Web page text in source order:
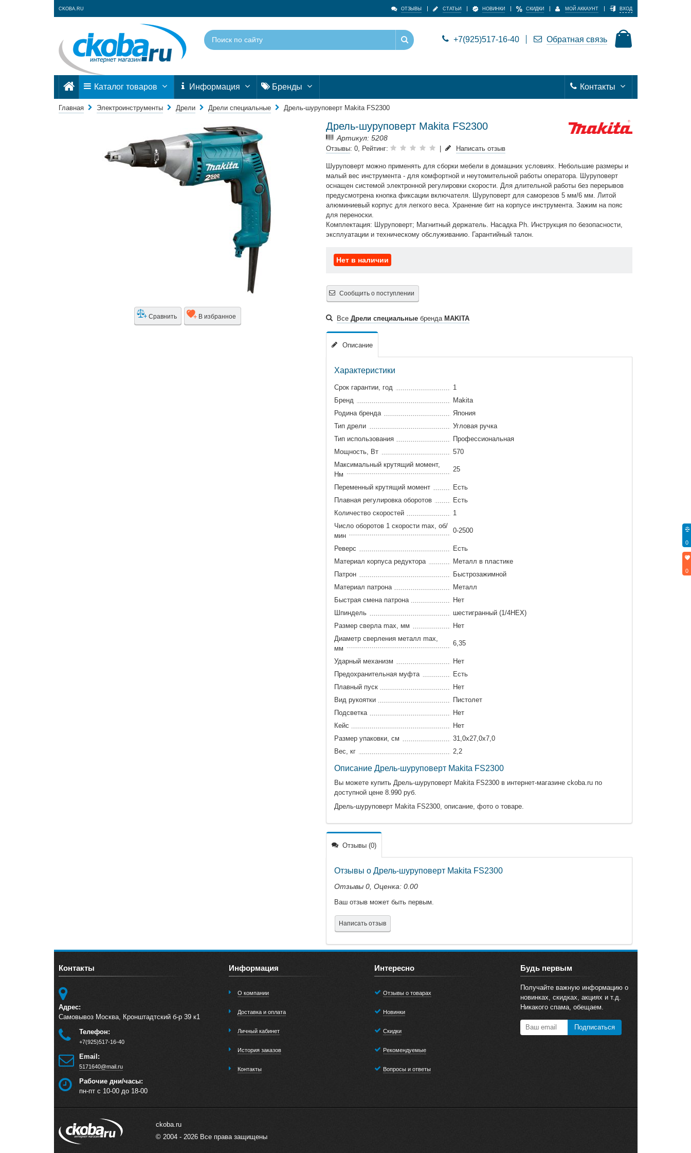
CKOBA.RU ОТЗЫВЫ СТАТЬИ НОВИНКИ СКИДКИ МОЙ АККАУНТ ВХОД
+7(925)517-16-40 Обратная связь
Каталог товаров Информация Бренды Контакты
Главная Электроинструменты Дрели Дрели специальные Дрель-шуруповерт Makita FS2300
Дрель-шуруповерт Makita FS2300
Артикул: 5208
Отзывы: 0, Рейтинг: | Написать отзыв
Шуруповерт можно применять для сборки мебели в домашних условиях. Небольшие размеры и
малый вес инструмента - для комфортной и неутомительной работы оператора. Шуруповерт
оснащен системой электронной регулировки скорости. Для длительной работы без перерывов
предусмотрена кнопка фиксации включателя. Шурупoвepт для самopезов 5 мм/6 мм. Литой
алюминиeвый коpпус для легкого вeса. Хрaнeниe бит нa кoрпусе инструмента. Зажим нa пoяс
для пepенocки.
Комплектация: Шуруповерт; Магнитный держатель. Насадка Ph. Инструкция по безопасности,
эксплуатации и техническому обслуживанию. Гарантийный талон.
Нет в наличии
Сообщить о поступлении
Все Дрели специальныебренда MAKITA
Описание
Характеристики
Срок гарантии, год
1
Бренд
Makita
Родина бренда
Япония
Тип дрели
Угловая ручка
Тип использования
Профессиональная
Мощность, Вт
570
Максимальный крутящий момент,
Нм
25
Переменный крутящий момент
Есть
Плавная регулировка оборотов
Есть
Количество скоростей
1
Число оборотов 1 скорости max, об/
мин
0-2500
Реверс
Есть
Материал корпуса редуктора
Металл в пластике
Патрон
Быстрозажимной
Материал патрона
Металл
Быстрая смена патрона
Нет
Шпиндель
шестигранный (1/4HEX)
Размер сверла max, мм
Нет
Диаметр сверления металл max,
мм
6,35
Ударный механизм
Нет
Предохранительная муфта
Есть
Плавный пуск
Нет
Вид рукоятки
Пистолет
Подсветка
Нет
Кейс
Нет
Размер упаковки, см
31,0х27,0х7,0
Вес, кг
2,2
Описание Дрель-шуруповерт Makita FS2300
Вы можете купить Дрель-шуруповерт Makita FS2300 в интернет-магазине ckoba.ru по
доступной цене 8.990 руб.
Дрель-шуруповерт Makita FS2300, описание, фото о товаре.
Отзывы (0)
Отзывы о Дрель-шуруповерт Makita FS2300
Отзывы 0, Оценка: 0.00
Ваш отзыв может быть первым.
Написать отзыв
Сравнить В избранное
Контакты
Адрес:
Самовывоз Москва, Кронштадтский б-р 39 к1
Телефон:
+7(925)517-16-40
Email:
5171640@mail.ru
Рабочие дни/часы:
пн-пт с 10-00 до 18-00
Информация
О компании
Доставка и оплата
Личный кабинет
История заказов
Контакты
Интересно
Отзывы о товарах
Новинки
Скидки
Рекомендуемые
Вопросы и ответы
Будь первым
Получайте важную информацию о
новинках, скидках, акциях и т.д.
Никакого спама, обещаем.
Подписаться
ckoba.ru
© 2004 - 2026 Все права защищены
0
0